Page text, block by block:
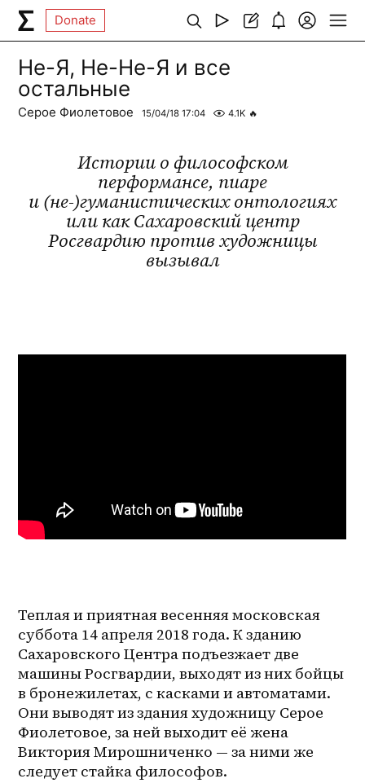
Donate
Не-Я, Не-Не-Я и все
остальные
Серое Фиолетовое 15/04/18 17:04 4.1K 🔥
Истории о философском
перформансе, пиаре
и (не-)гуманистических онтологиях
или как Сахаровский центр
Росгвардию против художницы
вызывал
Теплая и приятная весенняя московская
суббота 14 апреля 2018 года. К зданию
Сахаровского Центра подъезжает две
машины Росгвардии, выходят из них бойцы
в бронежилетах, с касками и автоматами.
Они выводят из здания художницу Серое
Фиолетовое, за ней выходит её жена
Виктория Мирошниченко — за ними же
следует стайка философов.